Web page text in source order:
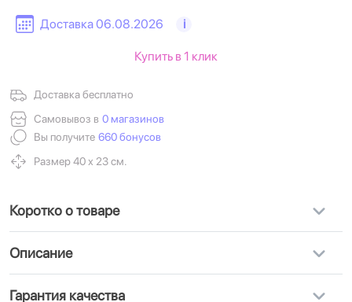
Доставка 06.08.2026 i
Доставка бесплатно
Самовывоз в 0 магазинов
Вы получите 660 бонусов
Размер 40 х 23 см.
Купить в 1 клик
Коротко о товаре
Описание
Гарантия качества